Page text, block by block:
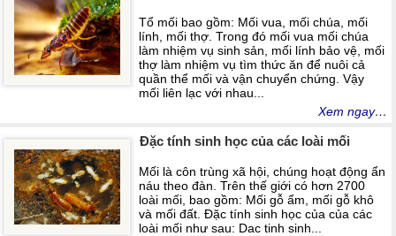
Tổ mối bao gồm: Mối vua, mối chúa, mối
lính, mối thợ. Trong đó mối vua mối chúa
làm nhiệm vụ sinh sản, mối lính bảo vệ, mối
thợ làm nhiệm vụ tìm thức ăn để nuôi cả
quần thể mối và vận chuyển chứng. Vậy
mối liên lạc với nhau...
Xem ngay…
Đặc tính sinh học của các loài mối
Mối là côn trùng xã hội, chúng hoạt động ẩn
náu theo đàn. Trên thế giới có hơn 2700
loài mối, bao gồm: Mối gỗ ẩm, mối gỗ khô
và mối đất. Đặc tính sinh học của của các
loài mối như sau: Dac tinh sinh...